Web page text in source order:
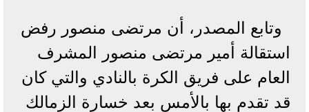
وتابع المصدر، أن مرتضى منصور رفض
استقالة أمير مرتضى منصور المشرف
العام على فريق الكرة بالنادي والتي كان
قد تقدم بها بالأمس بعد خسارة الزمالك